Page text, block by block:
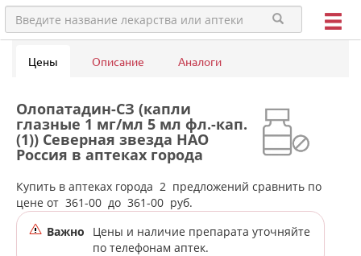
Цены Описание Аналоги
Олопатадин-СЗ (капли
глазные 1 мг/мл 5 мл фл.-кап.
(1)) Северная звезда НАО
Россия в аптеках города
Купить в аптеках города 2 предложений сравнить по
цене от 361-00 до 361-00 руб.
Важно
Цены и наличие препарата уточняйте
по телефонам аптек.